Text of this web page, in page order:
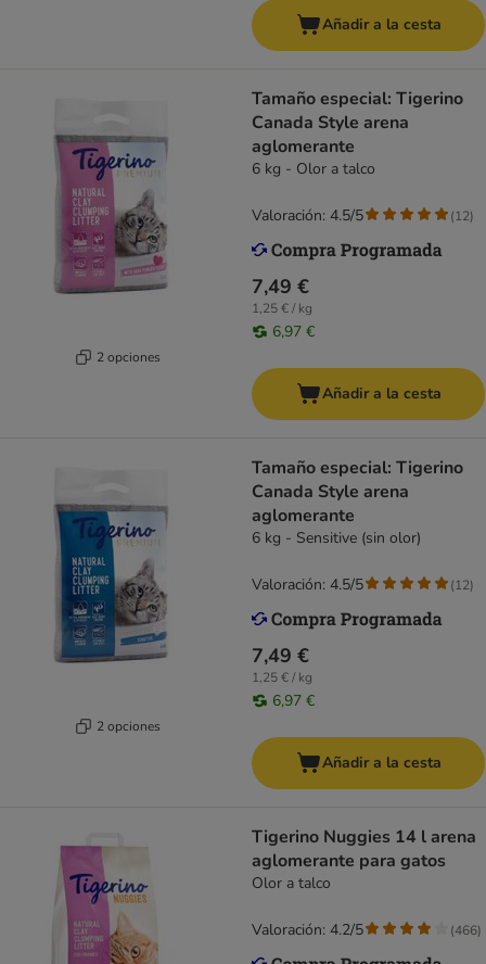
Añadir a la cesta
2 opciones
Tamaño especial: Tigerino
Canada Style arena
aglomerante
6 kg - Olor a talco
7,49 €
1,25 € / kg
6,97 €
Valoración: 4.5/5 (12)
Añadir a la cesta
2 opciones
Tamaño especial: Tigerino
Canada Style arena
aglomerante
6 kg - Sensitive (sin olor)
7,49 €
1,25 € / kg
6,97 €
Valoración: 4.5/5 (12)
Añadir a la cesta
Tigerino Nuggies 14 l arena
aglomerante para gatos
Olor a talco
Valoración: 4.2/5 (466)